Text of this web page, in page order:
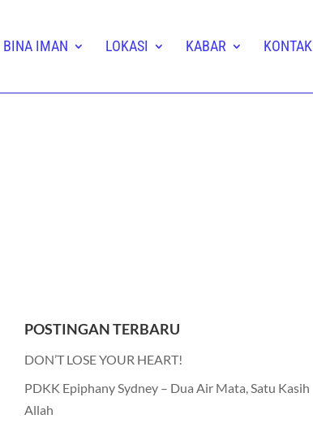
BINA IMAN LOKASI KABAR KONTAK
POSTINGAN TERBARU
DON’T LOSE YOUR HEART!
PDKK Epiphany Sydney – Dua Air Mata, Satu Kasih
Allah